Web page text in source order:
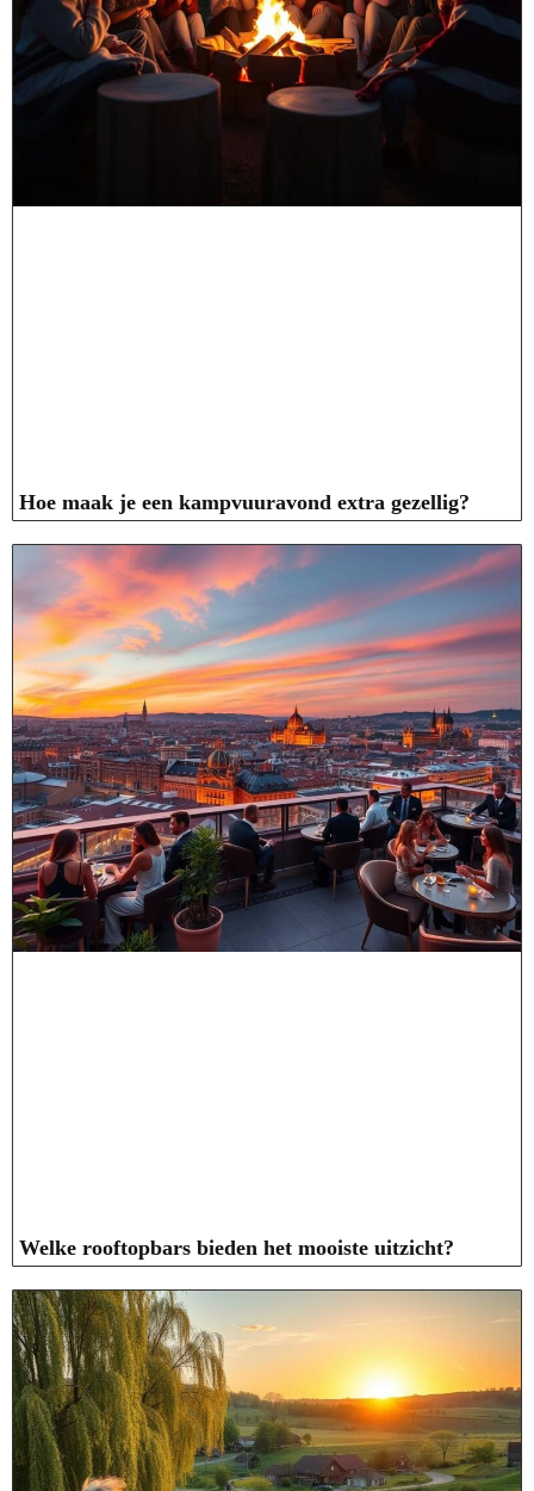
Hoe maak je een kampvuuravond extra gezellig?
Welke rooftopbars bieden het mooiste uitzicht?